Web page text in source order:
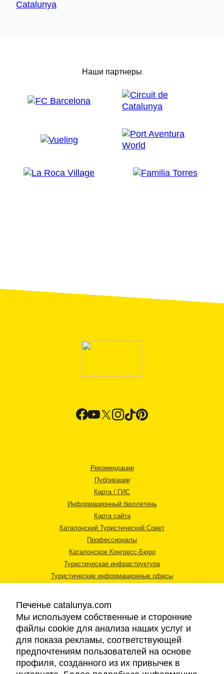
Наши партнеры
Рекомендации
Публикации
Карта / ГИС
Информационный бюллетень
Карта сайта
Каталонский Туристический Совет
Профессионалы
Каталонское Конгресс-Бюро
Туристическая инфраструктура
Туристические информационные офисы
Правовая информация
Cookies
Печенье catalunya.com
Мы используем собственные и сторонние
файлы cookie для анализа наших услуг и
для показа рекламы, соответствующей
предпочтениям пользователей на основе
профиля, созданного из их привычек в